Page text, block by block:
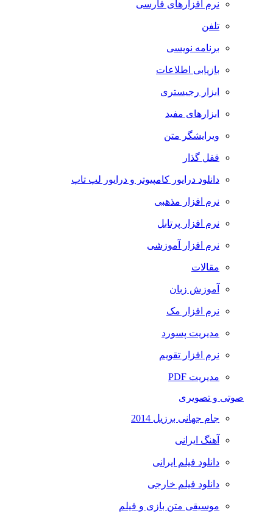
نرم افزارهای فارسی
تلفن
برنامه نویسی
بازیابی اطلاعات
ابزار رجیستری
ابزارهای مفید
ویرایشگر متن
قفل گذار
دانلود درایور کامپیوتر و درایور لپ تاپ
نرم افزار مذهبی
نرم افزار پرتابل
نرم افزار آموزشی
مقالات
آموزش زبان
نرم افزار مک
مدیریت پسورد
نرم افزار تقویم
مدیریت PDF
صوتی و تصویری
جام جهانی برزیل 2014
آهنگ ایرانی
دانلود فیلم ایرانی
دانلود فیلم خارجی
موسیقی متن بازی و فیلم